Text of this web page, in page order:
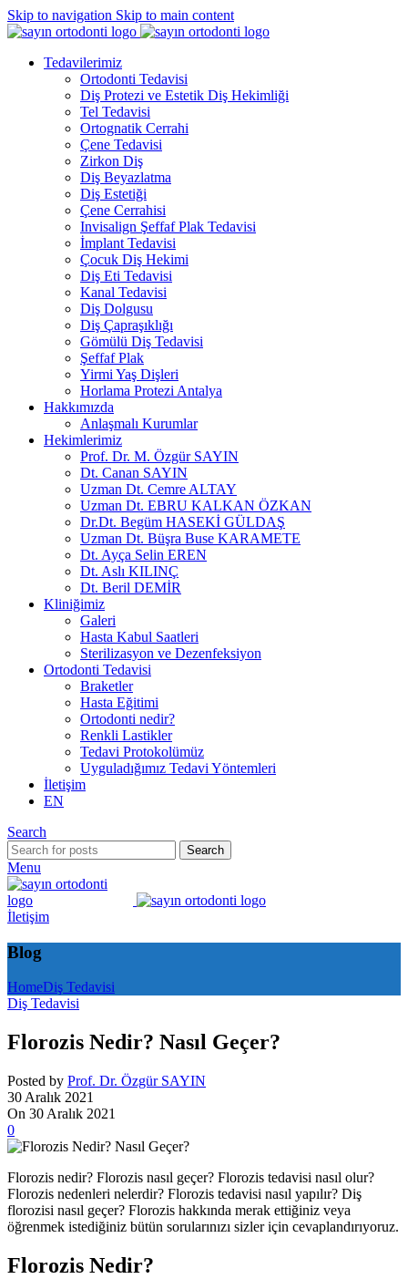
Skip to navigation Skip to main content
Tedavilerimiz
Ortodonti Tedavisi
Diş Protezi ve Estetik Diş Hekimliği
Tel Tedavisi
Ortognatik Cerrahi
Çene Tedavisi
Zirkon Diş
Diş Beyazlatma
Diş Estetiği
Çene Cerrahisi
Invisalign Şeffaf Plak Tedavisi
İmplant Tedavisi
Çocuk Diş Hekimi
Diş Eti Tedavisi
Kanal Tedavisi
Diş Dolgusu
Diş Çapraşıklığı
Gömülü Diş Tedavisi
Şeffaf Plak
Yirmi Yaş Dişleri
Horlama Protezi Antalya
Hakkımızda
Anlaşmalı Kurumlar
Hekimlerimiz
Prof. Dr. M. Özgür SAYIN
Dt. Canan SAYIN
Uzman Dt. Cemre ALTAY
Uzman Dt. EBRU KALKAN ÖZKAN
Dr.Dt. Begüm HASEKİ GÜLDAŞ
Uzman Dt. Büşra Buse KARAMETE
Dt. Ayça Selin EREN
Dt. Aslı KILINÇ
Dt. Beril DEMİR
Kliniğimiz
Galeri
Hasta Kabul Saatleri
Sterilizasyon ve Dezenfeksiyon
Ortodonti Tedavisi
Braketler
Hasta Eğitimi
Ortodonti nedir?
Renkli Lastikler
Tedavi Protokolümüz
Uyguladığımız Tedavi Yöntemleri
İletişim
EN
Search
Search
Menu
İletişim
Blog
HomeDiş Tedavisi
Diş Tedavisi
Florozis Nedir? Nasıl Geçer?
Posted by Prof. Dr. Özgür SAYIN
30 Aralık 2021
On 30 Aralık 2021
0
Florozis nedir? Florozis nasıl geçer? Florozis tedavisi nasıl olur?
Florozis nedenleri nelerdir? Florozis tedavisi nasıl yapılır? Diş
florozisi nasıl geçer? Florozis hakkında merak ettiğiniz veya
öğrenmek istediğiniz bütün sorularınızı sizler için cevaplandırıyoruz.
Florozis Nedir?